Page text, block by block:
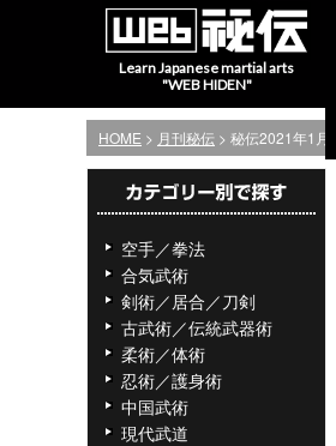
Learn Japanese martial arts
"WEB HIDEN"
HOME > 月刊秘伝 > 秘伝2021年1月号
空手／拳法
合気武術
剣術／居合／刀剣
古武術／伝統武器術
柔術／体術
忍術／護身術
中国武術
現代武道